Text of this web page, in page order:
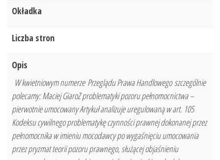
Okładka
Liczba stron
Opis
W kwietniowym numerze Przeglądu Prawa Handlowego szczególnie
polecamy: Maciej GiaroZ problematyki pozoru pełnomocnictwa –
pierwotnie umocowany Artykuł analizuje uregulowaną w art. 105
Kodeksu cywilnego problematykę czynności prawnej dokonanej przez
pełnomocnika w imieniu mocodawcy po wygaśnięciu umocowania
przez pryzmat teorii pozoru prawnego, służącej objaśnieniu